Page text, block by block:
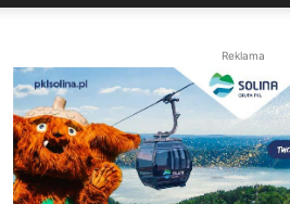
Reklama